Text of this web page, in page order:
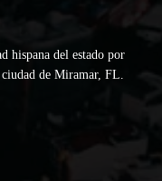
hispana del estado por
ciudad de Miramar, FL.